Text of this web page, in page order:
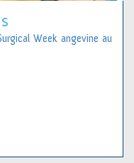
Week angevine au